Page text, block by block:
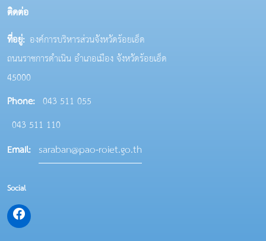
ติดต่อ
ที่อยู่: องค์การบริหารส่วนจังหวัดร้อยเอ็ด
ถนนราชการดำเนิน อำเภอเมือง จังหวัดร้อยเอ็ด
45000
Phone: 043 511 055
043 511 110
Email: saraban@pao-roiet.go.th
Social